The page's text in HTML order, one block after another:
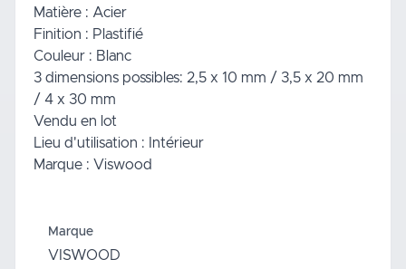
Matière : Acier
Finition : Plastifié
Couleur : Blanc
3 dimensions possibles: 2,5 x 10 mm / 3,5 x 20 mm
/ 4 x 30 mm
Vendu en lot
Lieu d'utilisation : Intérieur
Marque : Viswood
Marque
VISWOOD